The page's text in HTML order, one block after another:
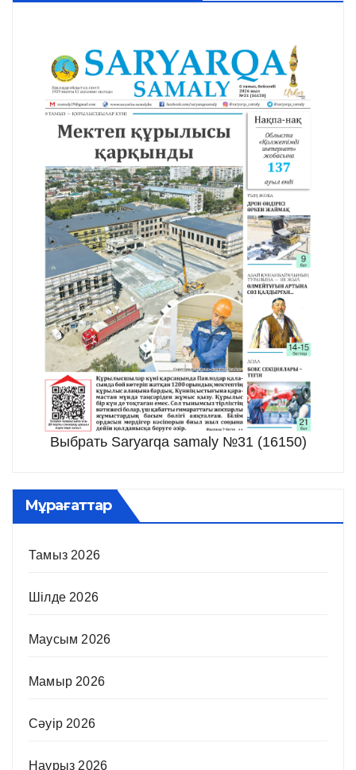
Выбрать Saryarqa samaly №31 (16150)
Мұрағаттар
Тамыз 2026
Шілде 2026
Маусым 2026
Мамыр 2026
Сәуір 2026
Наурыз 2026